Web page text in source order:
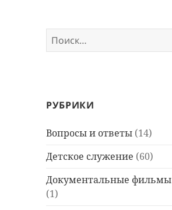
Найти:
РУБРИКИ
Вопросы и ответы (14)
Детское служение (60)
Документальные фильмы
(1)